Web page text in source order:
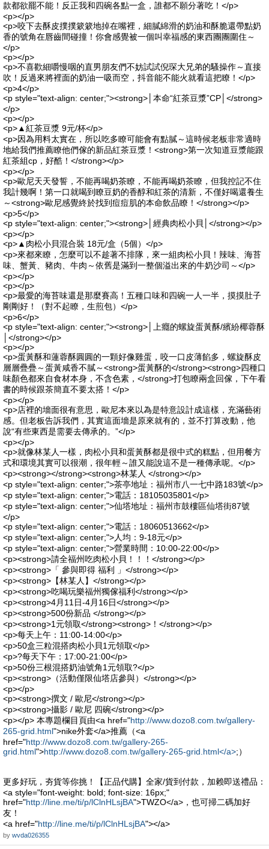
款都欲罷不能！反正我和四碗各點一盒，誰都不願分著吃！</p>
<p></p>
<p>咬下去酥皮撲撲簌簌地掉在嘴裡，細膩綿滑的奶油和酥脆還帶點奶
香的號角在唇齒間碰撞！你會感覺被一個叫幸福感的東西團團圍住～
</p>
<p></p>
<p>不喜歡細嚼慢咽的直男朋友們不妨試試倪琛大兄弟的騷操作～直接
吹！反過來將裡面的奶油一吸而空，抖音能不能火就看這把瞭！</p>
<p>4</p>
<p style="text-align: center;"><strong>│本命“紅茶豆漿”CP│</strong>
</p>
<p></p>
<p>▲紅茶豆漿 9元/杯</p>
<p>因為用料太實在，所以吃多瞭可能會有點膩～這時候老板非常適時
地給我們推薦瞭他們傢的新品紅茶豆漿！<strong>第一次知道豆漿能跟
紅茶組cp，好酷！</strong></p>
<p></p>
<p>歐尼天天發誓，不能再喝奶茶瞭，不能再喝奶茶瞭，但我控記不住
我計幾啊！第一口就喝到瞭豆奶的香醇和紅茶的清新，不僅好喝還養生
～<strong>歐尼感覺終於找到痘痘肌的本命飲品瞭！</strong></p>
<p>5</p>
<p style="text-align: center;"><strong>│經典肉松小貝│</strong></p>
<p></p>
<p>▲肉松小貝混合裝 18元/盒（5個）</p>
<p>來都來瞭，怎麼可以不趁著不排隊，來一組肉松小貝！辣味、海苔
味、蟹黃、豬肉、牛肉～依舊是滿到一整個溢出來的牛奶沙司～</p>
<p></p>
<p></p>
<p>最愛的海苔味還是那麼賽高！五種口味和四碗一人一半，摸摸肚子
剛剛好！（對不起瞭，生煎包）</p>
<p>6</p>
<p style="text-align: center;"><strong>│上癮的螺旋蛋黃酥/繽紛椰蓉酥
│</strong></p>
<p></p>
<p>蛋黃酥和蓮蓉酥圓圓的一顆好像雞蛋，咬一口皮薄餡多，螺旋酥皮
層層疊疊～蛋黃咸香不膩～<strong>蛋黃酥的</strong><strong>四種口
味顏色都來自食材本身，不含色素，</strong>打包瞭兩盒回傢，下午看
書的時候跟茶簡直不要太搭！</p>
<p></p>
<p>店裡的墻面很有意思，歐尼本來以為是特意設計成這樣，充滿藝術
感。但老板告訴我們，其實這面墻是原來就有的，並不打算改動，他
說“有些東西是需要去傳承的。”</p>
<p></p>
<p>就像林某人一樣，肉松小貝和蛋黃酥都是很中式的糕點，但用餐方
式和環境其實可以很潮，很年輕～誰又能說這不是一種傳承呢。</p>
<p><strong></strong><strong>林某人 </strong></p>
<p style="text-align: center;">茶亭地址：福州市八一七中路183號</p>
<p style="text-align: center;">電話：18105035801</p>
<p style="text-align: center;">仙塔地址：福州市鼓樓區仙塔街87號
</p>
<p style="text-align: center;">電話：18060513662</p>
<p style="text-align: center;">人均：9-18元</p>
<p style="text-align: center;">營業時間：10:00-22:00</p>
<p><strong>請全福州吃肉松小貝！！！</strong></p>
<p><strong>「 參與即得 福利 」</strong></p>
<p><strong>【林某人】</strong></p>
<p><strong>吃喝玩樂福州獨傢福利</strong></p>
<p><strong>4月11日-4月16日</strong></p>
<p><strong>500份新品 </strong></p>
<p><strong>1元領取</strong><strong>！</strong></p>
<p>每天上午：11:00-14:00</p>
<p>50盒三粒混搭肉松小貝1元領取</p>
<p>?每天下午：17:00-21:00</p>
<p>50份三根混搭奶油號角1元領取?</p>
<p><strong>（活動僅限仙塔店參與）</strong></p>
<p></p>
<p><strong>撰文 / 歐尼</strong></p>
<p><strong>攝影 / 歐尼 四碗</strong></p>
<p></p> 本專題欄目頁由<a href="http://www.dozo8.com.tw/gallery-
265-grid.html">nike外套</a>推薦（<a
href="http://www.dozo8.com.tw/gallery-265-
grid.html">http://www.dozo8.com.tw/gallery-265-grid.html</a>;）
更多好玩，夯貨等你挑！【正品代購】全家/貨到付款，加赖即送禮品：
<a style="font-weight: bold; font-size: 16px;"
href="http://line.me/ti/p/lClnHLsjBA">TWZO</a>，也可掃二碼加好
友！
<a href="http://line.me/ti/p/lClnHLsjBA"></a>
by wvda026355